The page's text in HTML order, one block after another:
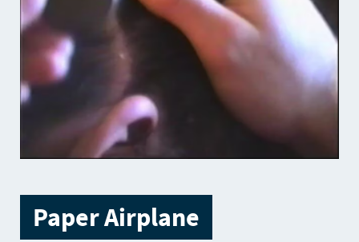
Paper Airplane